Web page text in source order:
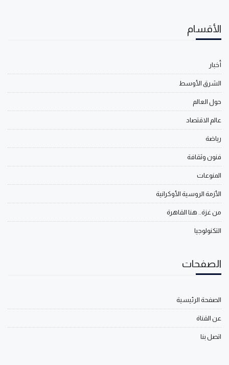
الأقسام
أخبار
الشرق الأوسط
حول العالم
عالم الاقتصاد
رياضة
فنون وثقافة
المنوعات
الأزمة الروسية الأوكرانية
من غزة.. هنا القاهرة
التكنولوجيا
الصفحات
الصفحة الرئيسية
عن القناة
اتصل بنا